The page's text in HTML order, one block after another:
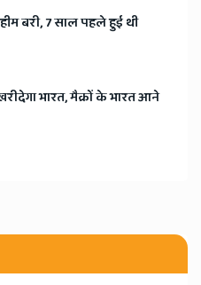
बरी, 7 साल पहले हुई थी
भारत, मैक्रों के भारत आने